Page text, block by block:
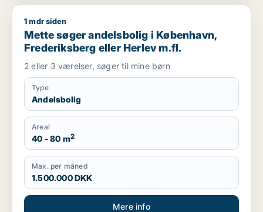
Mette søger andelsbolig i København, Frederiksberg eller
1 mdr siden
Mette søger andelsbolig i København,
Frederiksberg eller Herlev m.fl.
2 eller 3 værelser, søger til mine børn
Type
Andelsbolig
Areal
40 - 80 m2
Max. per måned
1.500.000 DKK
Mere info